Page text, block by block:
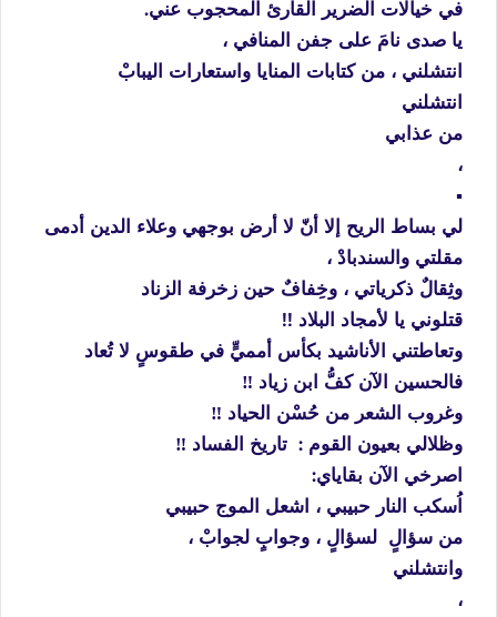
في خيالات الضرير القارئ المحجوب عني.
يا صدى نامَ على جفن المنافي ،
انتشلني ، من كتابات المنايا واستعارات اليبابْ
انتشلني
من عذابي
،
▪️
لي بساط الريح إلا أنّ لا أرض بوجهي وعلاء الدين أدمى
مقلتي والسندبادْ ،
وثِقالٌ ذكرياتي ، وخِفافٌ حين زخرفة الزناد
قتلوني يا لأمجاد البلاد !!
وتعاطتني الأناشيد بكأس أمميٍّ في طقوسٍ لا تُعاد
فالحسين الآن كفُّ ابن زياد ‼️
وغروب الشعر من حُسْن الحياد ‼️
وظلالي بعيون القوم : تاريخ الفساد ‼️
اصرخي الآن بقاياي:
اُسكب النار حبيبي ، اشعل الموج حبيبي
من سؤالٍ لسؤالٍ ، وجوابٍ لجوابْ ،
وانتشلني
،